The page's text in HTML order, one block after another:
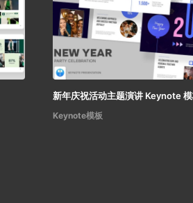
新年庆祝活动主题演讲 Keynote
Keynote模板